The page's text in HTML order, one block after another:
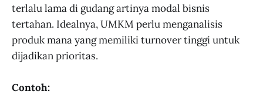
terlalu lama di gudang artinya modal bisnis
tertahan. Idealnya, UMKM perlu menganalisis
produk mana yang memiliki turnover tinggi untuk
dijadikan prioritas.
Contoh: